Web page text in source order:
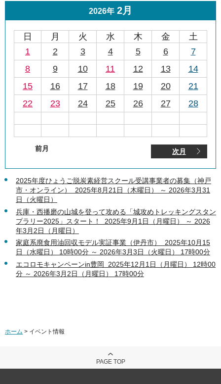
2026年 2月
日 月 火 水 木 金
土
1
2 3 4 5 6
7
8
9 10 11 12 13
14
15
16 17 18 19 20
21
22
23 24 25 26 27 28
前月 次月
2025年度ひょうご脱炭素経営スクール受講事業者の募集（神戸
市・オンライン） 2025年8月21日（木曜日） ～ 2026年3月31
日（火曜日）
兵庫・西播磨の山城を登って攻める「城攻めトレッキングスタン
プラリー2025」スタート！ 2025年9月1日（月曜日） ～ 2026
年3月2日（月曜日）
家庭系廃食用油回収モデル実証事業（伊丹市） 2025年10月15
日（水曜日） 10時00分 ～ 2026年3月3日（火曜日） 17時00分
エコロモキャンペーンin豊岡 2025年12月1日（月曜日） 12時00
分 ～ 2026年3月2日（月曜日） 17時00分
ホーム > イベント情報
PAGE TOP